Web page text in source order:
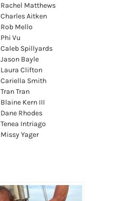
Rachel Matthews
Charles Aitken
Rob Mello
Phi Vu
Caleb Spillyards
Jason Bayle
Laura Clifton
Cariella Smith
Tran Tran
Blaine Kern III
Dane Rhodes
Tenea Intriago
Missy Yager